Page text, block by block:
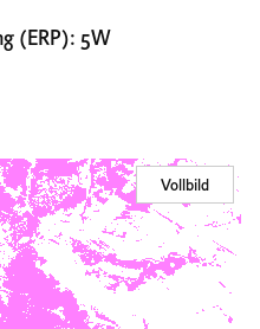
(ERP): 5W
Vollbild